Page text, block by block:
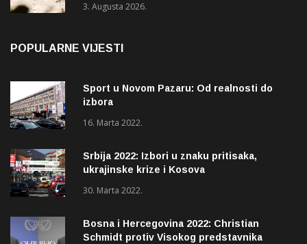
3. Augusta 2026.
POPULARNE VIJESTI
Sport u Novom Pazaru: Od realnosti do
izbora
16. Marta 2022.
Srbija 2022: Izbori u znaku pritisaka,
ukrajinske krize i Kosova
30. Marta 2022.
Bosna i Hercegovina 2022: Christian
Schmidt protiv Visokog predstavnika